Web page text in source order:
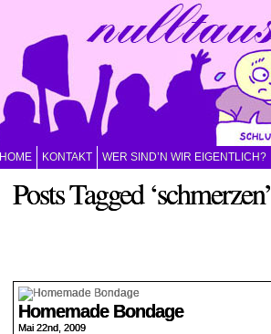
HOME KONTAKT WER SIND’N WIR EIGENTLICH?
Posts Tagged ‘schmerzen’
Homemade Bondage
Mai 22nd, 2009